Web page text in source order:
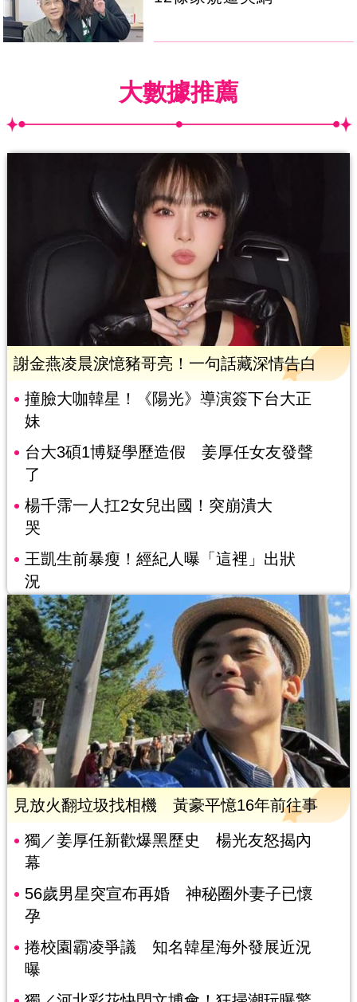
大數據推薦
謝金燕凌晨淚憶豬哥亮！一句話藏深情告白
撞臉大咖韓星！《陽光》導演簽下台大正
妹
台大3碩1博疑學歷造假 姜厚任女友發聲
了
楊千霈一人扛2女兒出國！突崩潰大
哭
王凱生前暴瘦！經紀人曝「這裡」出狀
況
見放火翻垃圾找相機 黃豪平憶16年前往事
獨／姜厚任新歡爆黑歷史 楊光友怒揭內
幕
56歲男星突宣布再婚 神秘圈外妻子已懷
孕
捲校園霸凌爭議 知名韓星海外發展近況
曝